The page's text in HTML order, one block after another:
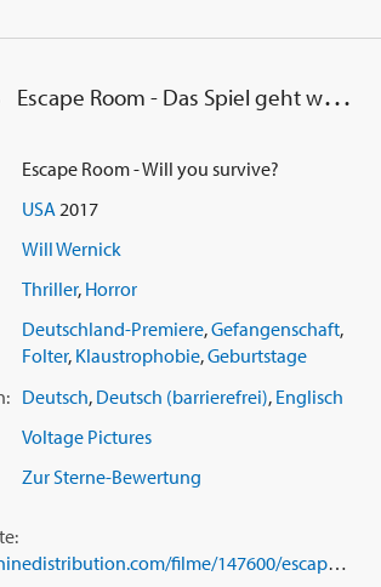
Escape Room - Das Spiel geht weiter
Escape Room - Will you survive?
USA 2017
Will Wernick
Thriller, Horror
Deutschland-Premiere,Gefangenschaft,
Folter, Klaustrophobie,Geburtstage
Deutsch, Deutsch (barrierefrei), Englisch
Voltage Pictures
Zur Sterne-Bewertung
https://www.leoninedistribution.com/filme/147600/escape-room-das-spiel-geht-weiter.html